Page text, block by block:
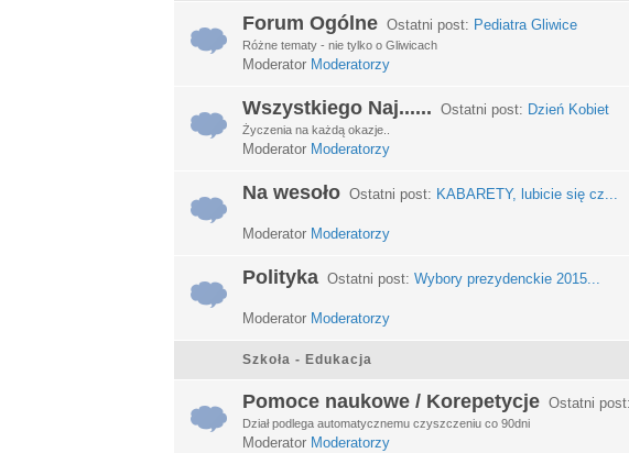
Forum Ogólne Ostatni post: Pediatra Gliwice
Różne tematy - nie tylko o Gliwicach
Moderator Moderatorzy
Wszystkiego Naj...... Ostatni post: Dzień Kobiet
Życzenia na każdą okazje..
Moderator Moderatorzy
Na wesoło Ostatni post: KABARETY, lubicie się cz...
Moderator Moderatorzy
Polityka Ostatni post: Wybory prezydenckie 2015...
Moderator Moderatorzy
Szkoła - Edukacja
Pomoce naukowe / Korepetycje Ostatni post:
Dział podlega automatycznemu czyszczeniu co 90dni
Moderator Moderatorzy